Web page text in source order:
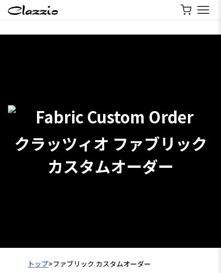
クラッツィオ ファブリック
カスタムオーダー
トップ>ファブリック カスタムオーダー